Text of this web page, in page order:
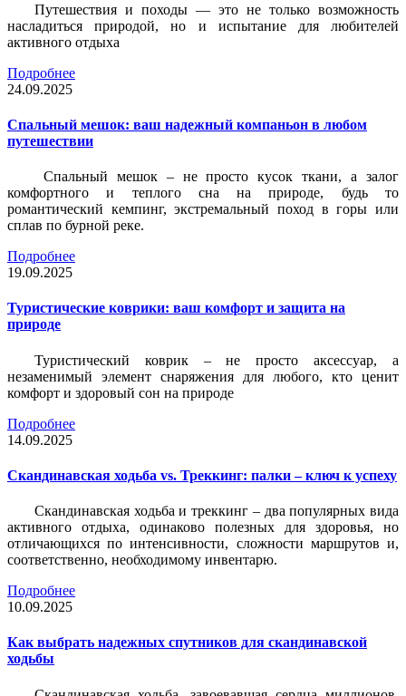
Путешествия и походы — это не только возможность
насладиться природой, но и испытание для любителей
активного отдыха
Подробнее
24.09.2025
Спальный мешок: ваш надежный компаньон в любом
путешествии
Спальный мешок – не просто кусок ткани, а залог
комфортного и теплого сна на природе, будь то
романтический кемпинг, экстремальный поход в горы или
сплав по бурной реке.
Подробнее
19.09.2025
Туристические коврики: ваш комфорт и защита на
природе
Туристический коврик – не просто аксессуар, а
незаменимый элемент снаряжения для любого, кто ценит
комфорт и здоровый сон на природе
Подробнее
14.09.2025
Скандинавская ходьба vs. Треккинг: палки – ключ к успеху
Скандинавская ходьба и треккинг – два популярных вида
активного отдыха, одинаково полезных для здоровья, но
отличающихся по интенсивности, сложности маршрутов и,
соответственно, необходимому инвентарю.
Подробнее
10.09.2025
Как выбрать надежных спутников для скандинавской
ходьбы